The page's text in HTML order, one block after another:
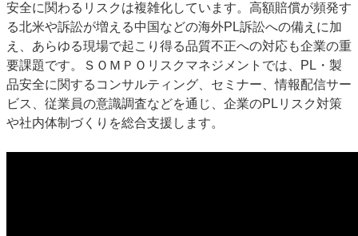
安全に関わるリスクは複雑化しています。高額賠償が頻発す
る北米や訴訟が増える中国などの海外PL訴訟への備えに加
え、あらゆる現場で起こり得る品質不正への対応も企業の重
要課題です。ＳＯＭＰＯリスクマネジメントでは、PL・製
品安全に関するコンサルティング、セミナー、情報配信サー
ビス、従業員の意識調査などを通じ、企業のPLリスク対策
や社内体制づくりを総合支援します。